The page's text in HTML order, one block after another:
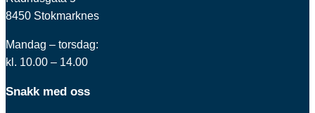
8450 Stokmarknes
Mandag – torsdag:
kl. 10.00 – 14.00
Snakk med oss